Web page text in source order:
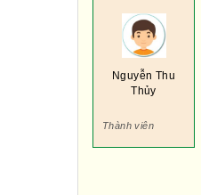
Nguyễn Thu
Thủy
Thành viên